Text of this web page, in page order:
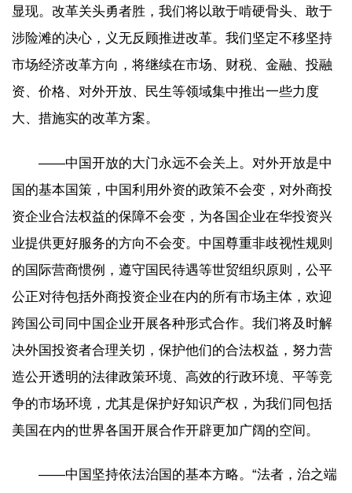
显现。改革关头勇者胜，我们将以敢于啃硬骨头、敢于
涉险滩的决心，义无反顾推进改革。我们坚定不移坚持
市场经济改革方向，将继续在市场、财税、金融、投融
资、价格、对外开放、民生等领域集中推出一些力度
大、措施实的改革方案。
——中国开放的大门永远不会关上。对外开放是中
国的基本国策，中国利用外资的政策不会变，对外商投
资企业合法权益的保障不会变，为各国企业在华投资兴
业提供更好服务的方向不会变。中国尊重非歧视性规则
的国际营商惯例，遵守国民待遇等世贸组织原则，公平
公正对待包括外商投资企业在内的所有市场主体，欢迎
跨国公司同中国企业开展各种形式合作。我们将及时解
决外国投资者合理关切，保护他们的合法权益，努力营
造公开透明的法律政策环境、高效的行政环境、平等竞
争的市场环境，尤其是保护好知识产权，为我们同包括
美国在内的世界各国开展合作开辟更加广阔的空间。
——中国坚持依法治国的基本方略。“法者，治之端